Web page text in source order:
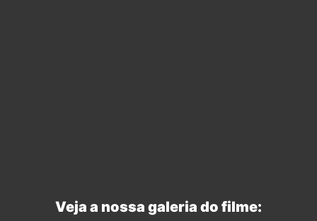
Veja a nossa galeria do filme: